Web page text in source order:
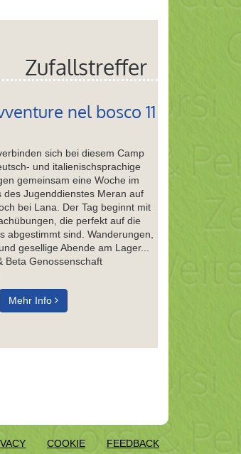
Zufallstreffer
nel bosco 11
sich bei diesem Camp
und italienischsprachige
gemeinsam eine Woche im
des Jugenddienstes Meran auf
bei Lana. Der Tag beginnt mit
die perfekt auf die
abgestimmt sind. Wanderungen,
gesellige Abende am Lager...
Beta Genossenschaft
Mehr Info
COOKIE FEEDBACK